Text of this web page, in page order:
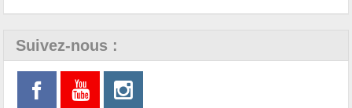
Suivez-nous :